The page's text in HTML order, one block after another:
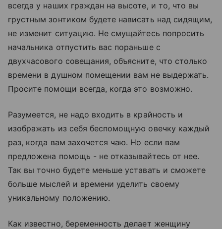
всегда у наших граждан на высоте, и то, что вы
грустным зонтиком будете нависать над сидящим,
не изменит ситуацию. Не смущайтесь попросить
начальника отпустить вас пораньше с
двухчасового совещания, объясните, что столько
времени в душном помещении вам не выдержать.
Просите помощи всегда, когда это возможно.
Разумеется, не надо входить в крайность и
изображать из себя беспомощную овечку каждый
раз, когда вам захочется чаю. Но если вам
предложена помощь - не отказывайтесь от нее.
Так вы точно будете меньше уставать и сможете
больше мыслей и времени уделить своему
уникальному положению.
Как известно, беременность делает женщину